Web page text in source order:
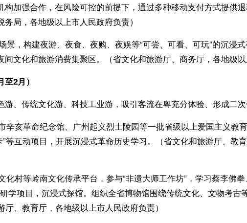
加强合作，在风险可控的前提下，通过多种移动支付方式提供
局，各地级以上市人民政府负责）
景，构建夜游、夜食、夜购、夜娱等“可尝、可看、可玩”的沉浸
文化和旅游消费集聚区。（省文化和旅游厅、商务厅，各地级以
2月）
、传统文化游、科技工业游，吸引客流在粤充分体验、形成二次
辛亥革命纪念馆、广州起义烈士陵园等一批省级以上爱国主义教
等互动项目，开展沉浸式革命历史学习。（省文化和旅游厅、教
化村等岭南文化传承平台，参与“非遗大师工作坊”，学习蔡李佛
学项目，沉浸式探馆。组织全省博物馆围绕传统文化、文物考古
、教育厅，各地级以上市人民政府负责）